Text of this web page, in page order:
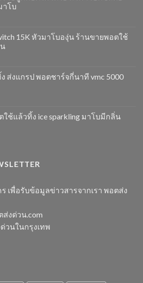
โบ
15K หัวมาโบองุ่น ร้านขายพอตใช้
ส่งแกรป พอตชาร์จกี่นาที vmc 5000
ใช้แล้วทิ้ง ice sparkling มาโบมีกลิ่น
เพื่อรับข้อมูลข่าวสารจากเรา พอตส่ง
งด่วน.com
วนในกรุงเทพ